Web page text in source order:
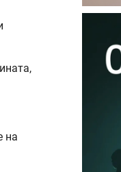
на